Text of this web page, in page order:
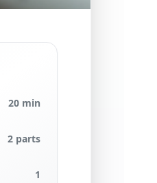
20 min
2 parts
1